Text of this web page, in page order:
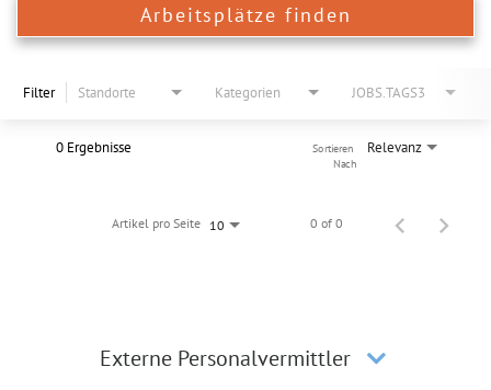
Arbeitsplätze finden
Filter Standorte Kategorien JOBS.TAGS3
0 Ergebnisse Relevanz
Sortieren
Nach
Artikel pro Seite 10 0 of 0
Externe Personalvermittler